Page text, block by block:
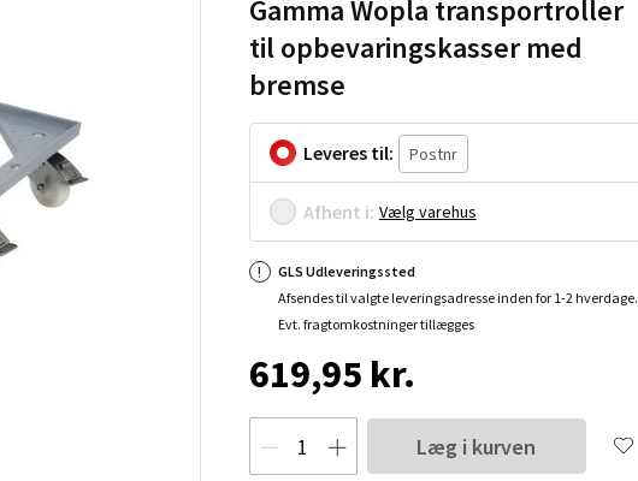
Gamma Wopla transportroller
til opbevaringskasser med
bremse
Leveres til:
Afhent i: Vælg varehus
GLS Udleveringssted
Afsendes til valgte leveringsadresse inden for 1-2 hverdage.
Evt. fragtomkostninger tillægges
619,95 kr.
Læg i kurven